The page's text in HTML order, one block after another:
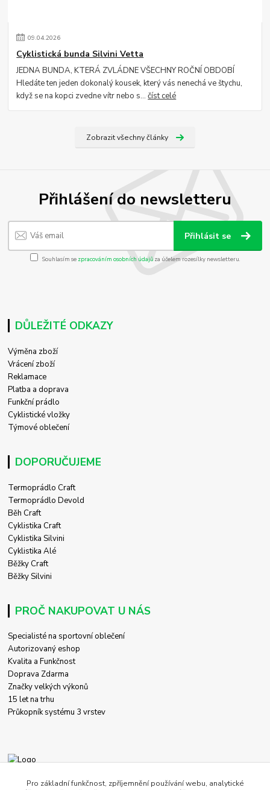
09.04.2026
Cyklistická bunda Silvini Vetta
JEDNA BUNDA, KTERÁ ZVLÁDNE VŠECHNY ROČNÍ OBDOBÍ
Hledáte ten jeden dokonalý kousek, který vás nenechá ve štychu,
když se na kopci zvedne vítr nebo s...číst celé
Zobrazit všechny články
Přihlášení do newsletteru
Přihlásit se
Souhlasím se zpracováním osobních údajůza účelem rozesílky newsletteru.
DŮLEŽITÉ ODKAZY
Výměna zboží
Vrácení zboží
Reklamace
Platba a doprava
Funkční prádlo
Cyklistické vložky
Týmové oblečení
DOPORUČUJEME
Termoprádlo Craft
Termoprádlo Devold
Běh Craft
Cyklistika Craft
Cyklistika Silvini
Cyklistika Alé
Běžky Craft
Běžky Silvini
PROČ NAKUPOVAT U NÁS
Specialisté na sportovní oblečení
Autorizovaný eshop
Kvalita a Funkčnost
Doprava Zdarma
Značky velkých výkonů
15 let na trhu
Průkopník systému 3 vrstev
+420 774 458 618
Pro základní funkčnost, zpříjemnění používání webu, analytické